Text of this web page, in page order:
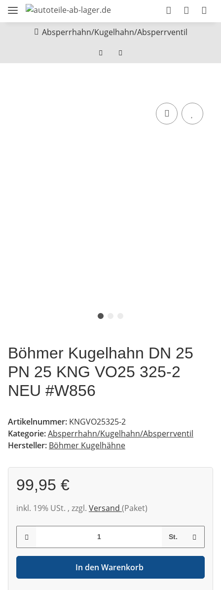
Absperrhahn/Kugelhahn/Absperrventil
Böhmer Kugelhahn DN 25
PN 25 KNG VO25 325-2
NEU #W856
Artikelnummer: KNGVO25325-2
Kategorie:Absperrhahn/Kugelhahn/Absperrventil
Hersteller: Böhmer Kugelhähne
99,95 €
inkl. 19% USt. , zzgl. Versand (Paket)
St.
In den Warenkorb